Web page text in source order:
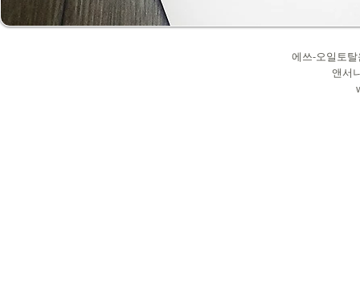
에쓰-오일토
앤서